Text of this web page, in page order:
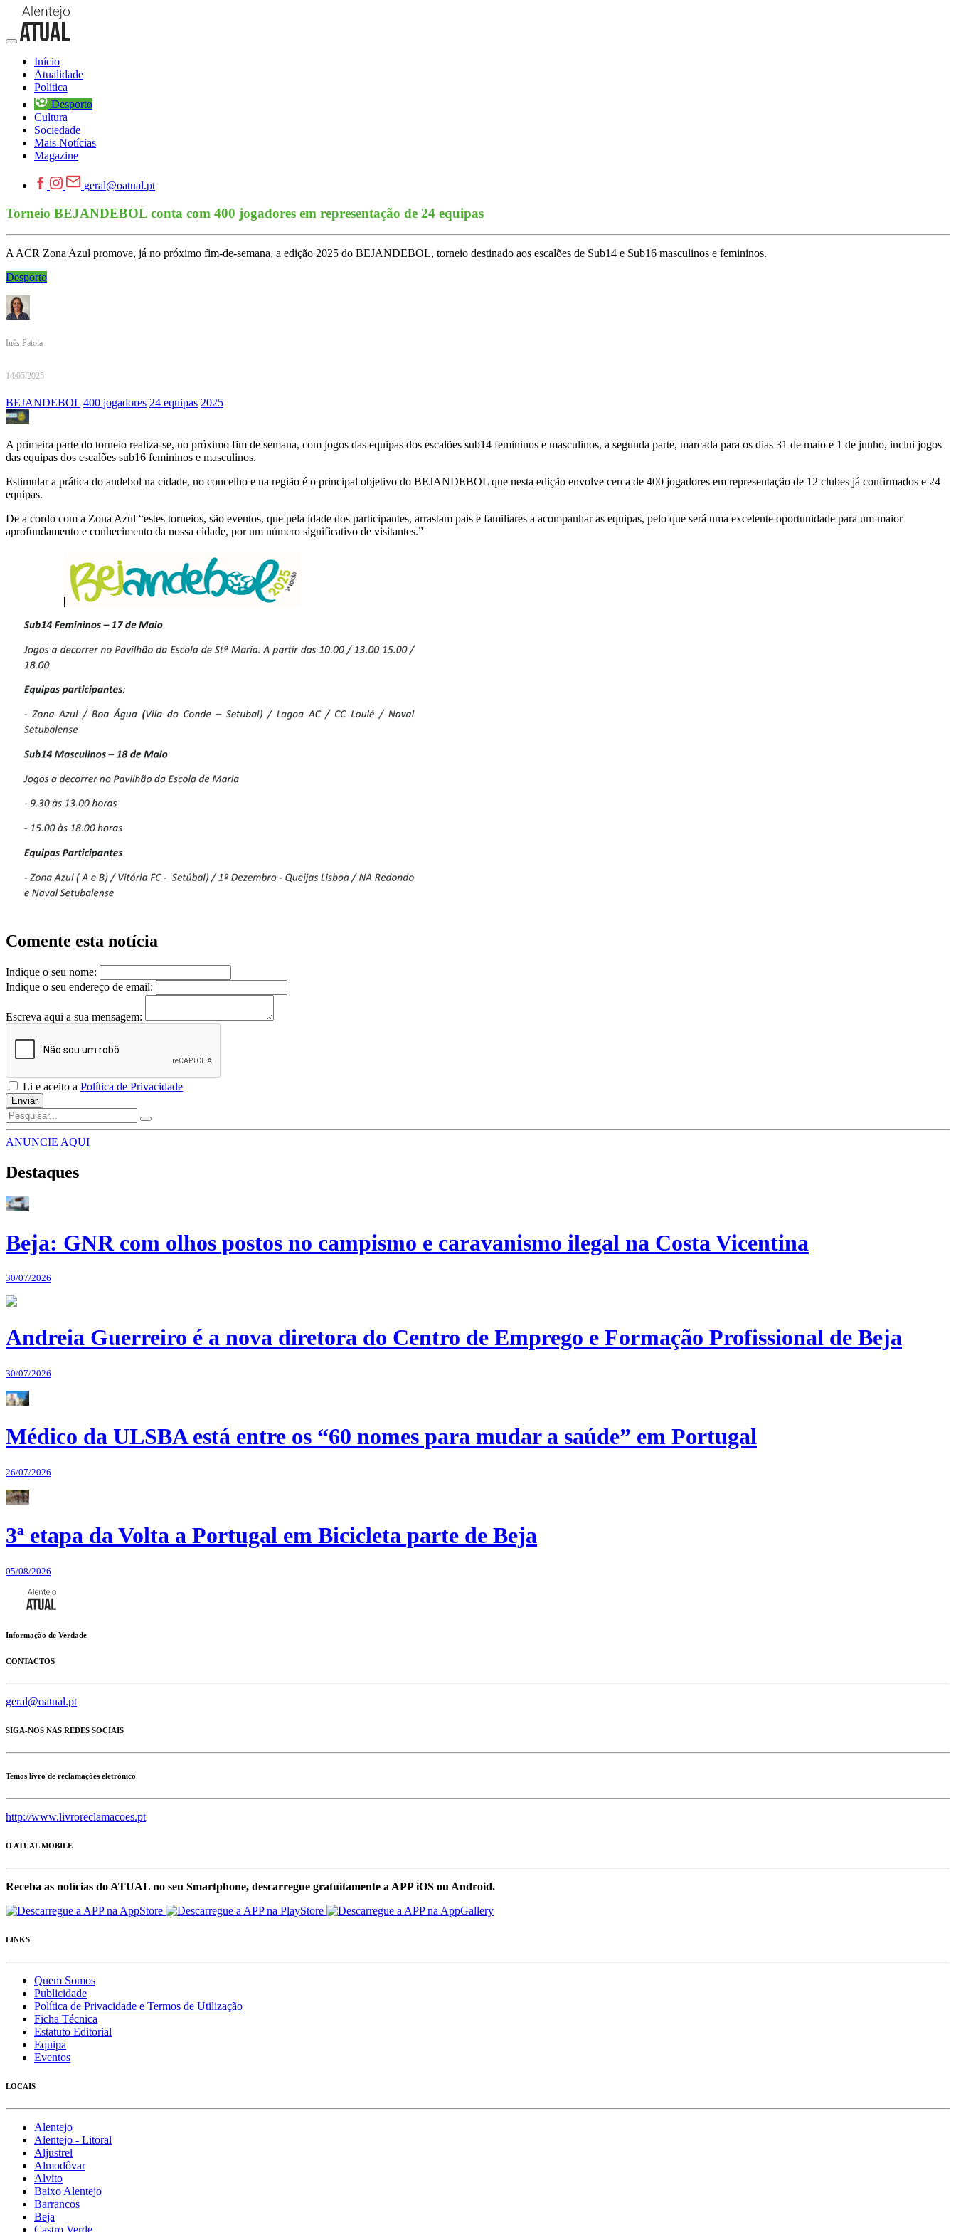
Início
Atualidade
Política
Desporto
Cultura
Sociedade
Mais Notícias
Magazine
geral@oatual.pt
Torneio BEJANDEBOL conta com 400 jogadores em representação de 24 equipas
A ACR Zona Azul promove, já no próximo fim-de-semana, a edição 2025 do BEJANDEBOL, torneio destinado aos escalões de Sub14 e Sub16 masculinos e femininos.
Desporto
Inês Patola
14/05/2025
BEJANDEBOL 400 jogadores 24 equipas 2025
A primeira parte do torneio realiza-se, no próximo fim de semana, com jogos das equipas dos escalões sub14 femininos e masculinos, a segunda parte, marcada para os dias 31 de maio e 1 de junho, inclui jogos
das equipas dos escalões sub16 femininos e masculinos.
Estimular a prática do andebol na cidade, no concelho e na região é o principal objetivo do BEJANDEBOL que nesta edição envolve cerca de 400 jogadores em representação de 12 clubes já confirmados e 24
equipas.
De a cordo com a Zona Azul “estes torneios, são eventos, que pela idade dos participantes, arrastam pais e familiares a acompanhar as equipas, pelo que será uma excelente oportunidade para um maior
aprofundamento e conhecimento da nossa cidade, por um número significativo de visitantes.”
Comente esta notícia
Indique o seu nome:
Indique o seu endereço de email:
Escreva aqui a sua mensagem:
Li e aceito a Política de Privacidade
Enviar
ANUNCIE AQUI
Destaques
Beja: GNR com olhos postos no campismo e caravanismo ilegal na Costa Vicentina
30/07/2026
Andreia Guerreiro é a nova diretora do Centro de Emprego e Formação Profissional de Beja
30/07/2026
Médico da ULSBA está entre os “60 nomes para mudar a saúde” em Portugal
26/07/2026
3ª etapa da Volta a Portugal em Bicicleta parte de Beja
05/08/2026
Informação de Verdade
CONTACTOS
geral@oatual.pt
SIGA-NOS NAS REDES SOCIAIS
Temos livro de reclamações eletrónico
http://www.livroreclamacoes.pt
O ATUAL MOBILE
Receba as notícias do ATUAL no seu Smartphone, descarregue gratuítamente a APP iOS ou Android.
LINKS
Quem Somos
Publicidade
Política de Privacidade e Termos de Utilização
Ficha Técnica
Estatuto Editorial
Equipa
Eventos
LOCAIS
Alentejo
Alentejo - Litoral
Aljustrel
Almodôvar
Alvito
Baixo Alentejo
Barrancos
Beja